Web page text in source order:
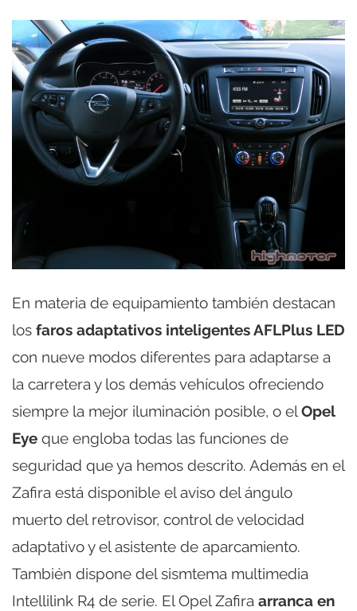
En materia de equipamiento también destacan
los faros adaptativos inteligentes AFLPlus LED
con nueve modos diferentes para adaptarse a
la carretera y los demás vehículos ofreciendo
siempre la mejor iluminación posible, o elOpel
Eye que engloba todas las funciones de
seguridad que ya hemos descrito. Además en el
Zafira está disponible el aviso del ángulo
muerto del retrovisor, control de velocidad
adaptativo y el asistente de aparcamiento.
También dispone del sismtema multimedia
Intellilink R4 de serie. El Opel Zafira arranca en